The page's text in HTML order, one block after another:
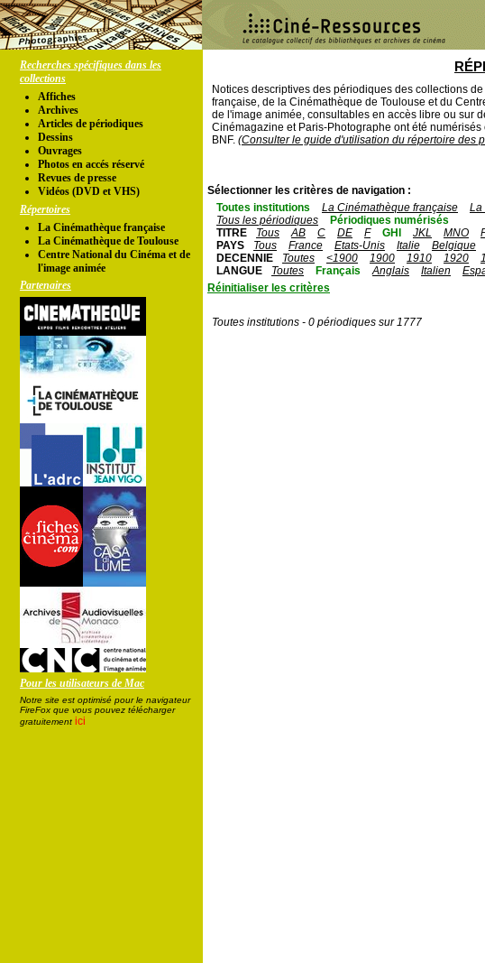
Recherches spécifiques dans les
collections
Affiches
Archives
Articles de périodiques
Dessins
Ouvrages
Photos en accés réservé
Revues de presse
Vidéos (DVD et VHS)
Répertoires
La Cinémathèque française
La Cinémathèque de Toulouse
Centre National du Cinéma et de
l'image animée
Partenaires
Pour les utilisateurs de Mac
Notre site est optimisé pour le navigateur
FireFox que vous pouvez télécharger
gratuitement ici
Notices descriptives des périodiques des collections
française, de la Cinémathèque de Toulouse et du
de l'image animée, consultables en accès libre ou sur
Cinémagazine et Paris-Photographe ont été
BNF. (Consulter le guide d'utilisation du répertoire des
Sélectionner les critères de navigation :
Toutes institutions
La Cinémathèque française La
Tous les périodiques
Périodiques numérisés
TITRE
Tous AB C DE F GHI JKL MNO
PAYS
Tous France Etats-Unis Italie Belgique
DECENNIE
Toutes <1900 1900 1910 1920
LANGUE
Toutes Français Anglais Italien
Réinitialiser les critères
Toutes institutions - 0 périodiques sur 1777